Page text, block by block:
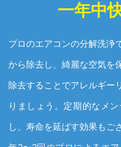
一年中
プロのエアコンの分解洗浄
から除去し、綺麗な空気を
除去することでアレルギー
りましょう。定期的なメ
し、寿命を延ばす効果もご